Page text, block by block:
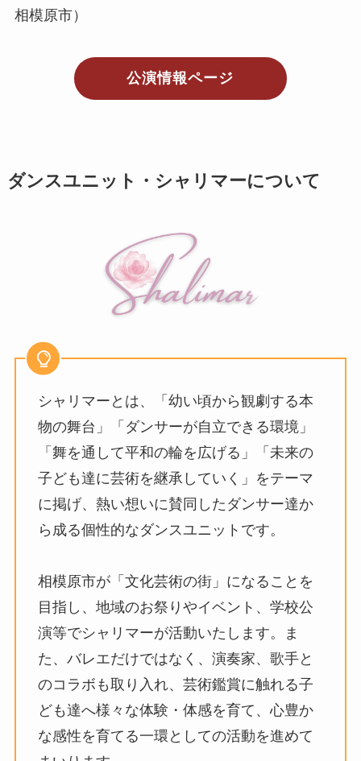
相模原市）
公演情報ページ
ダンスユニット・シャリマーについて
シャリマーとは、「幼い頃から観劇する本
物の舞台」「ダンサーが⾃⽴できる環境」
「舞を通して平和の輪を広げる」「未来の
⼦ども達に芸術を継承していく」をテーマ
に掲げ、熱い想いに賛同したダンサー達か
ら成る個性的なダンスユニットです。
相模原市が「⽂化芸術の街」になることを
⽬指し、地域のお祭りやイベント、学校公
演等でシャリマーが活動いたします。ま
た、バレエだけではなく、演奏家、歌⼿と
のコラボも取り⼊れ、芸術鑑賞に触れる⼦
ども達へ様々な体験・体感を育て、⼼豊か
な感性を育てる⼀環としての活動を進めて